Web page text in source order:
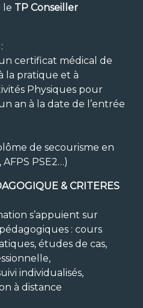
le TP Conseiller
:
certificat médical de
la pratique et à
Physiques pour
an à la date de l’entrée
de secourisme en
PSE2…)
& CRITERES
s’appuient sur
: cours
études de cas,
individualisés,
à distance